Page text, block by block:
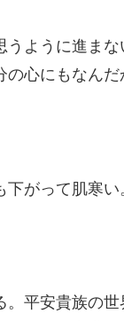
ように進ま
心にもなん
がって肌寒
。平安貴族の